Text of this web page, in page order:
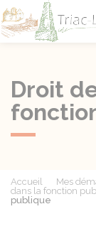
Droit
Accueil Mes
dans la fonction
publique